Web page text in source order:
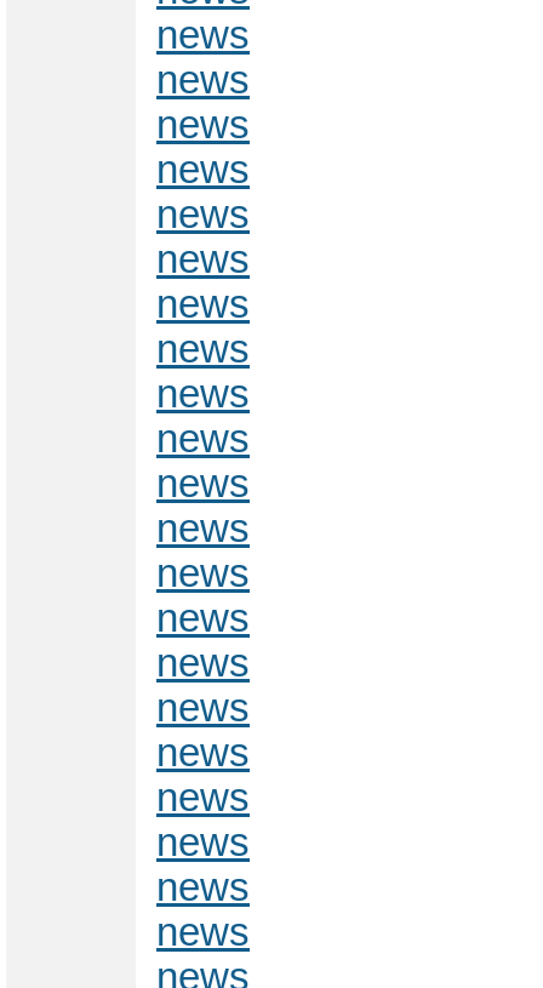
news
news
news
news
news
news
news
news
news
news
news
news
news
news
news
news
news
news
news
news
news
news